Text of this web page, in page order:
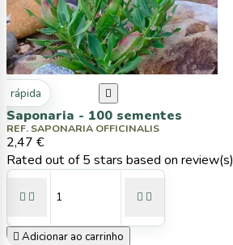
rápida 
Saponaria - 100 sementes
REF. SAPONARIA OFFICINALIS
2,47 €
Rated out of 5 stars based on review(s)
   
 Adicionar ao carrinho